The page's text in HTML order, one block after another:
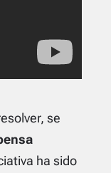
se
ha sido